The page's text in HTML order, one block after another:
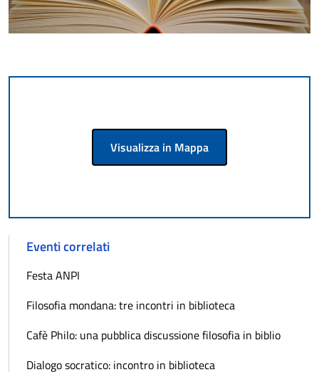
Visualizza in Mappa
Eventi correlati
Festa ANPI
Filosofia mondana: tre incontri in biblioteca
Cafè Philo: una pubblica discussione filosofia in biblio
Dialogo socratico: incontro in biblioteca